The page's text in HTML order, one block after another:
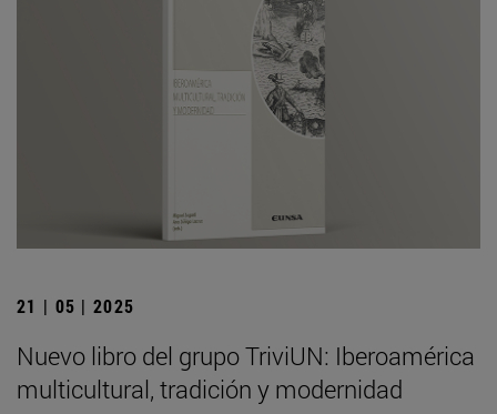
21 | 05 | 2025
Nuevo libro del grupo TriviUN: Iberoamérica
multicultural, tradición y modernidad